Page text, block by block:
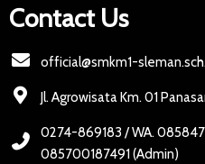
Contact Us
official@smkm1-
Jl. Agrowisata Km. 01
0274-869183 / WA.
085700187491 (Admin)